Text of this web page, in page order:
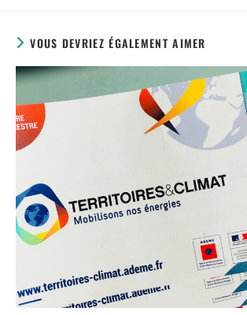
VOUS DEVRIEZ ÉGALEMENT AIMER